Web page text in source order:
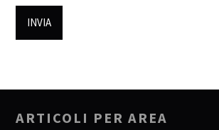
ARTICOLI PER AREA